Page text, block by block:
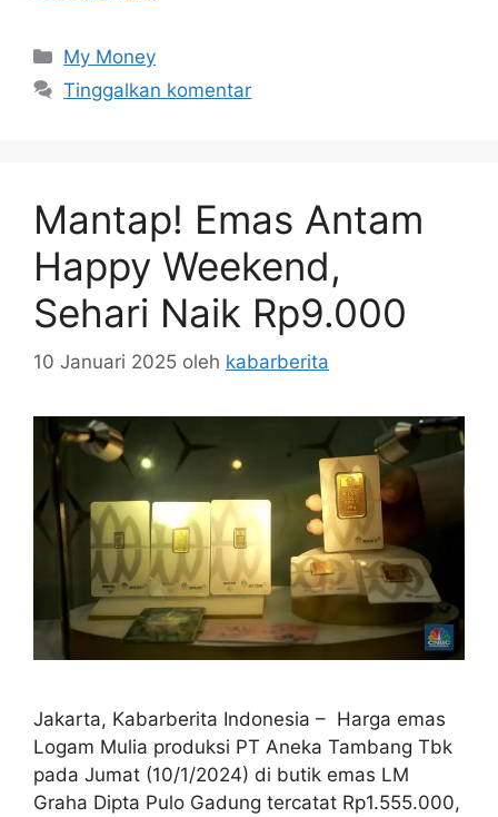
Kategori
My Money
Tinggalkan komentar
Mantap! Emas Antam
Happy Weekend,
Sehari Naik Rp9.000
10 Januari 2025 oleh kabarberita
Jakarta, Kabarberita Indonesia – Harga emas
Logam Mulia produksi PT Aneka Tambang Tbk
pada Jumat (10/1/2024) di butik emas LM
Graha Dipta Pulo Gadung tercatat Rp1.555.000,